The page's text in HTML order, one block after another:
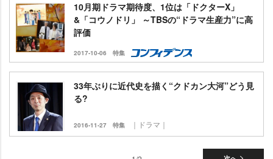
10月期ドラマ期待度、1位は「ドクターX」
&「コウノドリ」 ～TBSの“ドラマ生産力”に高
評価
2017-10-06 特集
33年ぶりに近代史を描く“クドカン大河”どう見
る?
2016-11-27 特集 ｜ドラマ｜